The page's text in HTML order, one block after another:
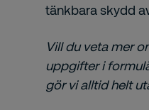
tänkbara skydd
Vill du veta mer
uppgifter i
gör vi alltid helt